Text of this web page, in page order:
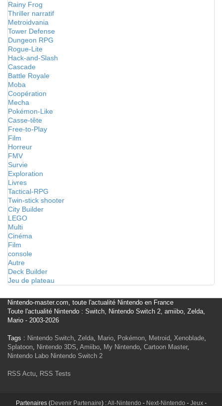
Rainy Frog
Thriller narratif
Metroidvania
Tower Defense
Dungeon RPG
Rogue-Lite
Hack-and-Slash
Cascade
Battle Royale
Moba
Coopération
Mecha
Pokémon-Like
Casse-tête
Free-to-Play
Film
Horreur
FMV
Survie
Exploration
Livres
Tactical-RPG
Twin-stick shooter
City Builder
LEGO
Multi
Cinéma
Film
console
Autre
Deck Builder
Jeu de plateau
Nintendo-master.com, toute l'actualité Nintendo en France
Toute l'actualité Nintendo : Switch, Nintendo Switch 2, amiibo, Zelda,
Mario - 2003-2026
Tags : Nintendo Switch, Zelda, Mario, Pokémon, Metroid, Xenoblade,
Splatoon, Nintendo 3DS, Amiibo, My Nintendo, Cartoon Master,
Nintendo Labo Nintendo Switch 2
RSS Actu, RSS Tests
Partenaires (Devenir Partenaire) :All-Nintendo - Next-Nintendo - Jeux-